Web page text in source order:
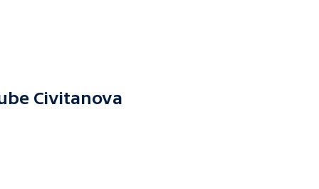
Civitanova